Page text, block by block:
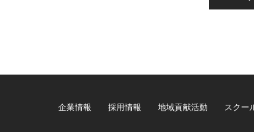
企業情報 採用情報 地域貢献活動 スクー